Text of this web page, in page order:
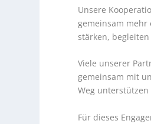
Unsere
gemeinsam mehr
stärken,
Viele unserer
gemeinsam mit
Weg unterstützen
Für dieses